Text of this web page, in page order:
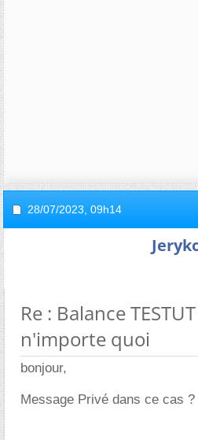
28/07/2023, 09h14
Re : Balance
n'importe quoi
bonjour,
Message Privé dans ce cas ?